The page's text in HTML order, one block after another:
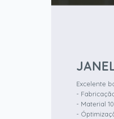
Excelente
-
- Material
-